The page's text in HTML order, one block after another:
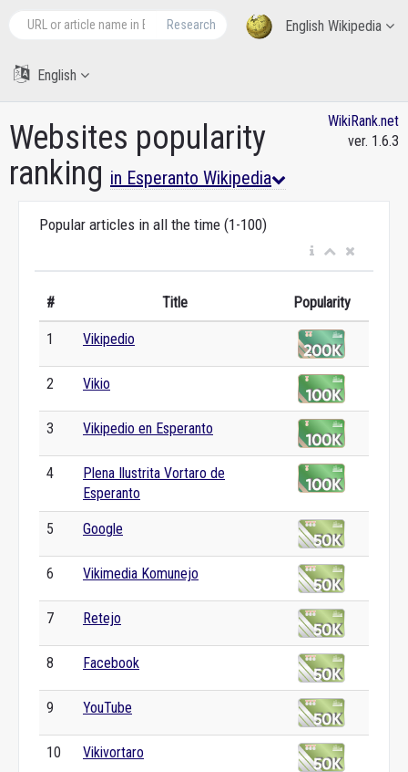
English Wikipedia
Research
English
Websites popularity
ranking in Esperanto Wikipedia
WikiRank.net
ver. 1.6.3
Popular articles in all the time (1-100)
# Title Popularity
1 Vikipedio
2 Vikio
3 Vikipedio en Esperanto
4
Plena Ilustrita Vortaro de
Esperanto
5 Google
6 Vikimedia Komunejo
7 Retejo
8 Facebook
9 YouTube
10 Vikivortaro